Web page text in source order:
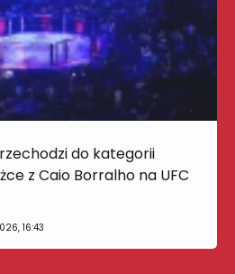
do kategorii
z Caio Borralho na UFC
16:43